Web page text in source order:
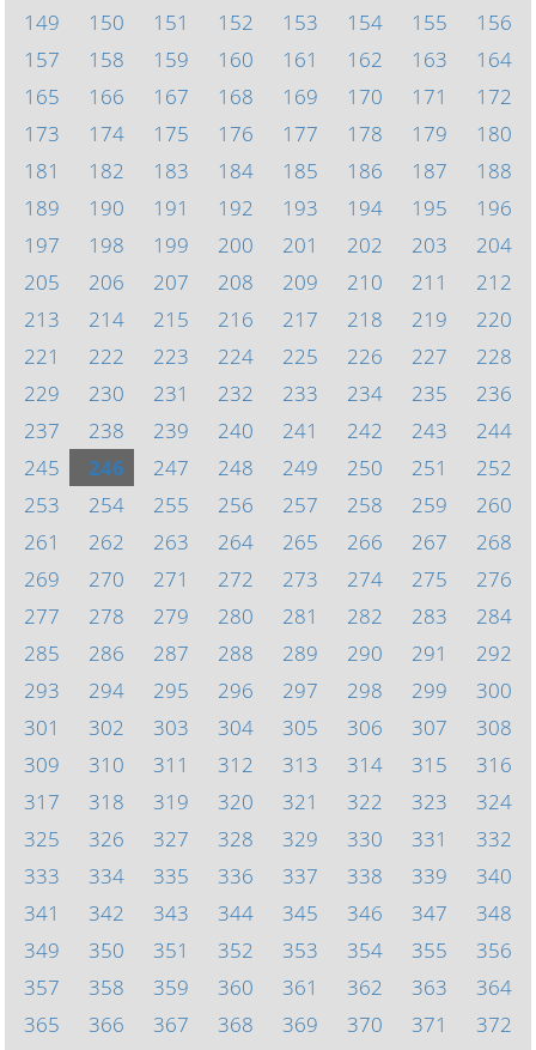
149
150 151 152 153 154 155
156
157
158 159 160 161 162 163
164
165
166 167 168 169 170 171
172
173
174 175 176 177 178 179
180
181
182 183 184 185 186 187
188
189
190 191 192 193 194 195
196
197
198 199 200 201 202 203
204
205
206 207 208 209 210 211
212
213
214 215 216 217 218 219
220
221
222 223 224 225 226 227
228
229
230 231 232 233 234 235
236
237
238 239 240 241 242 243
244
245
246 247 248 249 250 251
252
253
254 255 256 257 258 259
260
261
262 263 264 265 266 267
268
269
270 271 272 273 274 275
276
277
278 279 280 281 282 283
284
285
286 287 288 289 290 291
292
293
294 295 296 297 298 299
300
301
302 303 304 305 306 307
308
309
310 311 312 313 314 315
316
317
318 319 320 321 322 323
324
325
326 327 328 329 330 331
332
333
334 335 336 337 338 339
340
341
342 343 344 345 346 347
348
349
350 351 352 353 354 355
356
357
358 359 360 361 362 363
364
365
366 367 368 369 370 371
372